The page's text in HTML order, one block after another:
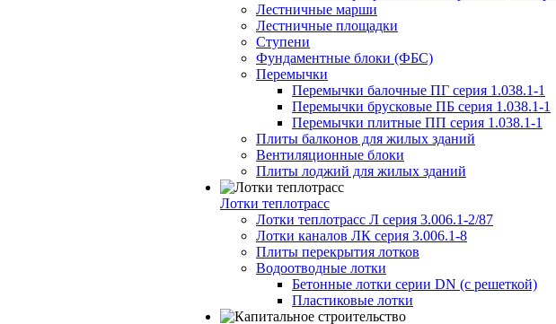
Лестничные марши
Лестничные площадки
Ступени
Фундаментные блоки (ФБС)
Перемычки
Перемычки балочные ПГ серия 1.038.1-1
Перемычки брусковые ПБ серия 1.038.1-1
Перемычки плитные ПП серия 1.038.1-1
Плиты балконов для жилых зданий
Вентиляционные блоки
Плиты лоджий для жилых зданий
Лотки теплотрасс
Лотки теплотрасс Л серия 3.006.1-2/87
Лотки каналов ЛК серия 3.006.1-8
Плиты перекрытия лотков
Водоотводные лотки
Бетонные лотки серии DN (с решеткой)
Пластиковые лотки